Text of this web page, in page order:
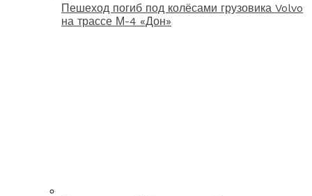
Пешеход погиб под колёсами грузовика Volvo
на трассе М-4 «Дон»